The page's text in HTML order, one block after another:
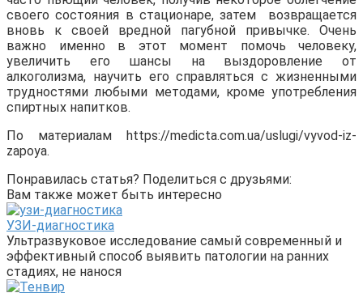
своего состояния в стационаре, затем возвращается
вновь к своей вредной пагубной привычке. Очень
важно именно в этот момент помочь человеку,
увеличить его шансы на выздоровление от
алкоголизма, научить его справляться с жизненными
трудностями любыми методами, кроме употребления
спиртных напитков.
По материалам https://medicta.com.ua/uslugi/vyvod-iz-
zapoya.
Понравилась статья? Поделиться с друзьями:
Вам также может быть интересно
УЗИ-диагностика
Ультразвуковое исследование самый современный и
эффективный способ выявить патологии на ранних
стадиях, не нанося